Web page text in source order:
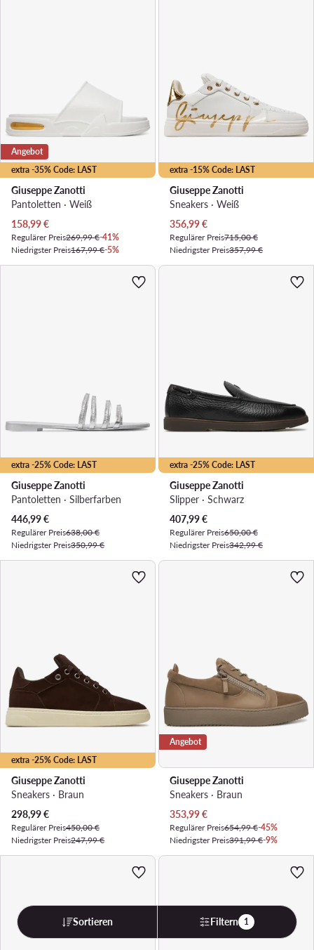
extra -35% Code: LAST
Angebot
Giuseppe Zanotti
Pantoletten · Weiß
Aktueller Preis
158,99€
Regulärer Preis269,99 €-41%
Niedrigster Preis167,99 €-5%
extra -15% Code: LAST
Giuseppe Zanotti
Sneakers · Weiß
Aktueller Preis
356,99€
Regulärer Preis715,00 €
Niedrigster Preis357,99 €
extra -25% Code: LAST
Giuseppe Zanotti
Pantoletten · Silberfarben
Aktueller Preis
446,99€
Regulärer Preis638,00 €
Niedrigster Preis350,99 €
extra -25% Code: LAST
Giuseppe Zanotti
Slipper · Schwarz
Aktueller Preis
407,99€
Regulärer Preis650,00 €
Niedrigster Preis342,99 €
extra -25% Code: LAST
Giuseppe Zanotti
Sneakers · Braun
Aktueller Preis
298,99€
Regulärer Preis450,00 €
Niedrigster Preis247,99 €
Angebot
Giuseppe Zanotti
Sneakers · Braun
Aktueller Preis
353,99€
Regulärer Preis654,99 €-45%
Niedrigster Preis391,99 €-9%
Sortieren Filtern 1